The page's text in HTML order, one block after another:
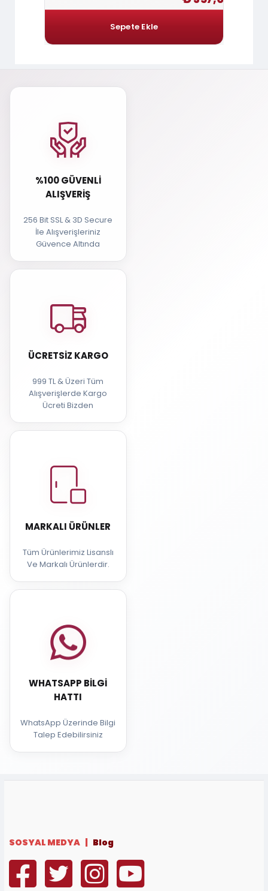
%100 GÜVENLI
ALIŞVERIŞ
256 Bit SSL & 3D Secure
İle Alışverişleriniz
Güvence Altında
ÜCRETSIZ KARGO
999 TL & Üzeri Tüm
Alışverişlerde Kargo
Ücreti Bizden
MARKALI ÜRÜNLER
Tüm Ürünlerimiz Lisanslı
Ve Markalı Ürünlerdir.
WHATSAPP BILGI
HATTI
WhatsApp Üzerinde Bilgi
Talep Edebilirsiniz
SOSYAL MEDYA | Blog